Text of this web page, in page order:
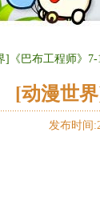
]《巴布工程师》7-
[动漫世
发布时间